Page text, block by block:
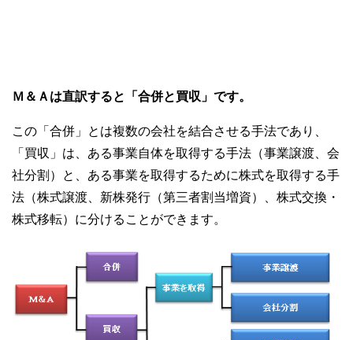
Ｍ＆Ａは直訳すると「合併と買収」です。
この「合併」とは複数の会社を結合させる手法であり、
「買収」は、ある事業自体を取得する手法（事業譲渡、会
社分割）と、ある事業を取得するために株式を取得する手
法（株式譲渡、新株発行（第三者割当増資）、株式交換・
株式移転）に分けることができます。